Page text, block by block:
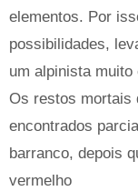
elementos. Por
possibilidades,
um alpinista muito
Os restos mortais
encontrados
barranco, depois
vermelho